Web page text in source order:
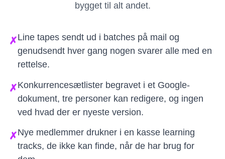
bygget til alt andet.
✗Line tapes sendt ud i batches på mail og
genudsendt hver gang nogen svarer alle med en
rettelse.
✗Konkurrencesætlister begravet i et Google-
dokument, tre personer kan redigere, og ingen
ved hvad der er nyeste version.
✗Nye medlemmer drukner i en kasse learning
tracks, de ikke kan finde, når de har brug for